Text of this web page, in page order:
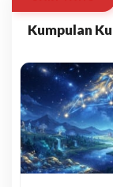
Kumpulan